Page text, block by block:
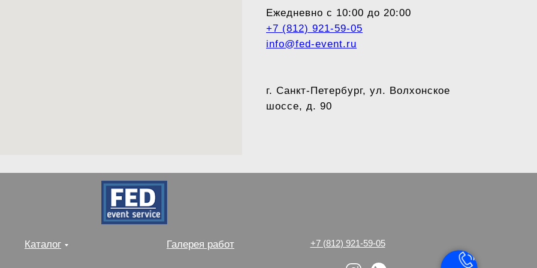
Ежедневно с 10:00 до 20:00
+7 (812) 921-59-05
info@fed-event.ru
г. Санкт-Петербург, ул. Волхонское
шоссе, д. 90
Каталог +7 (812) 921-59-05
Галерея работ